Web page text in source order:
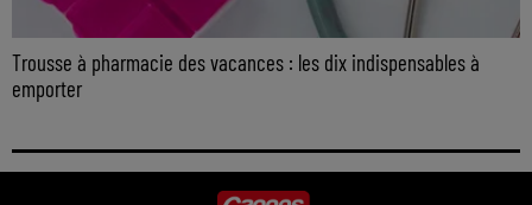
Trousse à pharmacie des vacances : les dix indispensables à
emporter